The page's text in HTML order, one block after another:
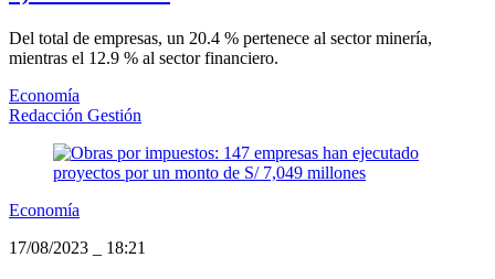
Del total de empresas, un 20.4 % pertenece al sector minería,
mientras el 12.9 % al sector financiero.
Economía
Redacción Gestión
Economía
17/08/2023
18:21